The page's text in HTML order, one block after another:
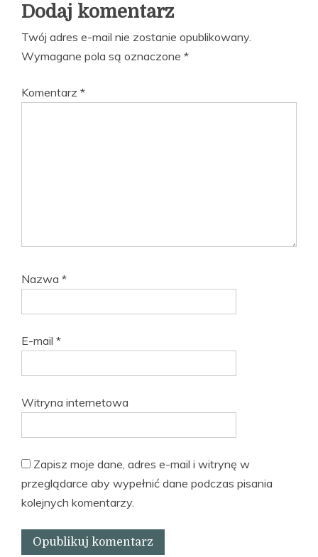
Dodaj komentarz
Twój adres e-mail nie zostanie opublikowany.
Wymagane pola są oznaczone *
Komentarz *
Nazwa *
E-mail *
Witryna internetowa
Zapisz moje dane, adres e-mail i witrynę w
przeglądarce aby wypełnić dane podczas pisania
kolejnych komentarzy.